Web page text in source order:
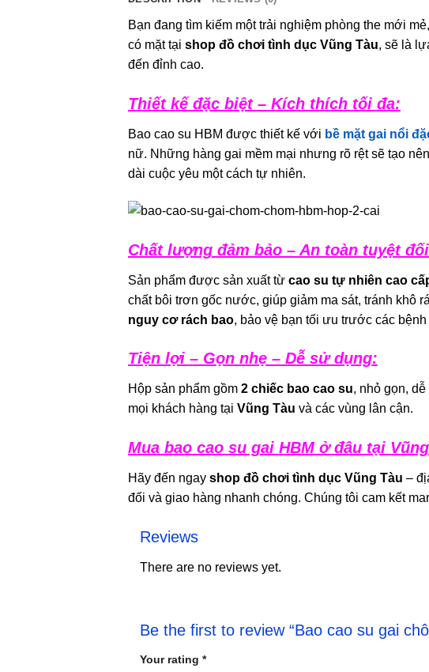
Bạn đang tìm kiếm một trải nghiệm phòng the mới
có mặt tại shop đồ chơi tình dục Vũng Tàu, sẽ là
đến đỉnh cao.
Thiết kế đặc biệt – Kích thích tối đa:
Bao cao su HBM được thiết kế với bề mặt gai nổi
nữ. Những hàng gai mềm mại nhưng rõ rệt sẽ tạo
dài cuộc yêu một cách tự nhiên.
Chất lượng đảm bảo – An toàn tuyệt
Sản phẩm được sản xuất từ cao su tự nhiên cao
chất bôi trơn gốc nước, giúp giảm ma sát, tránh khô
nguy cơ rách bao, bảo vệ bạn tối ưu trước các
Tiện lợi – Gọn nhẹ – Dễ sử dụng:
Hộp sản phẩm gồm 2 chiếc bao cao su, nhỏ gọn,
mọi khách hàng tại Vũng Tàu và các vùng lân cận.
Mua bao cao su gai HBM ở đâu tại
Hãy đến ngay shop đồ chơi tình dục Vũng Tàu –
đối và giao hàng nhanh chóng. Chúng tôi cam kết
Reviews
There are no reviews yet.
Be the first to review “Bao cao su gai
Your rating *